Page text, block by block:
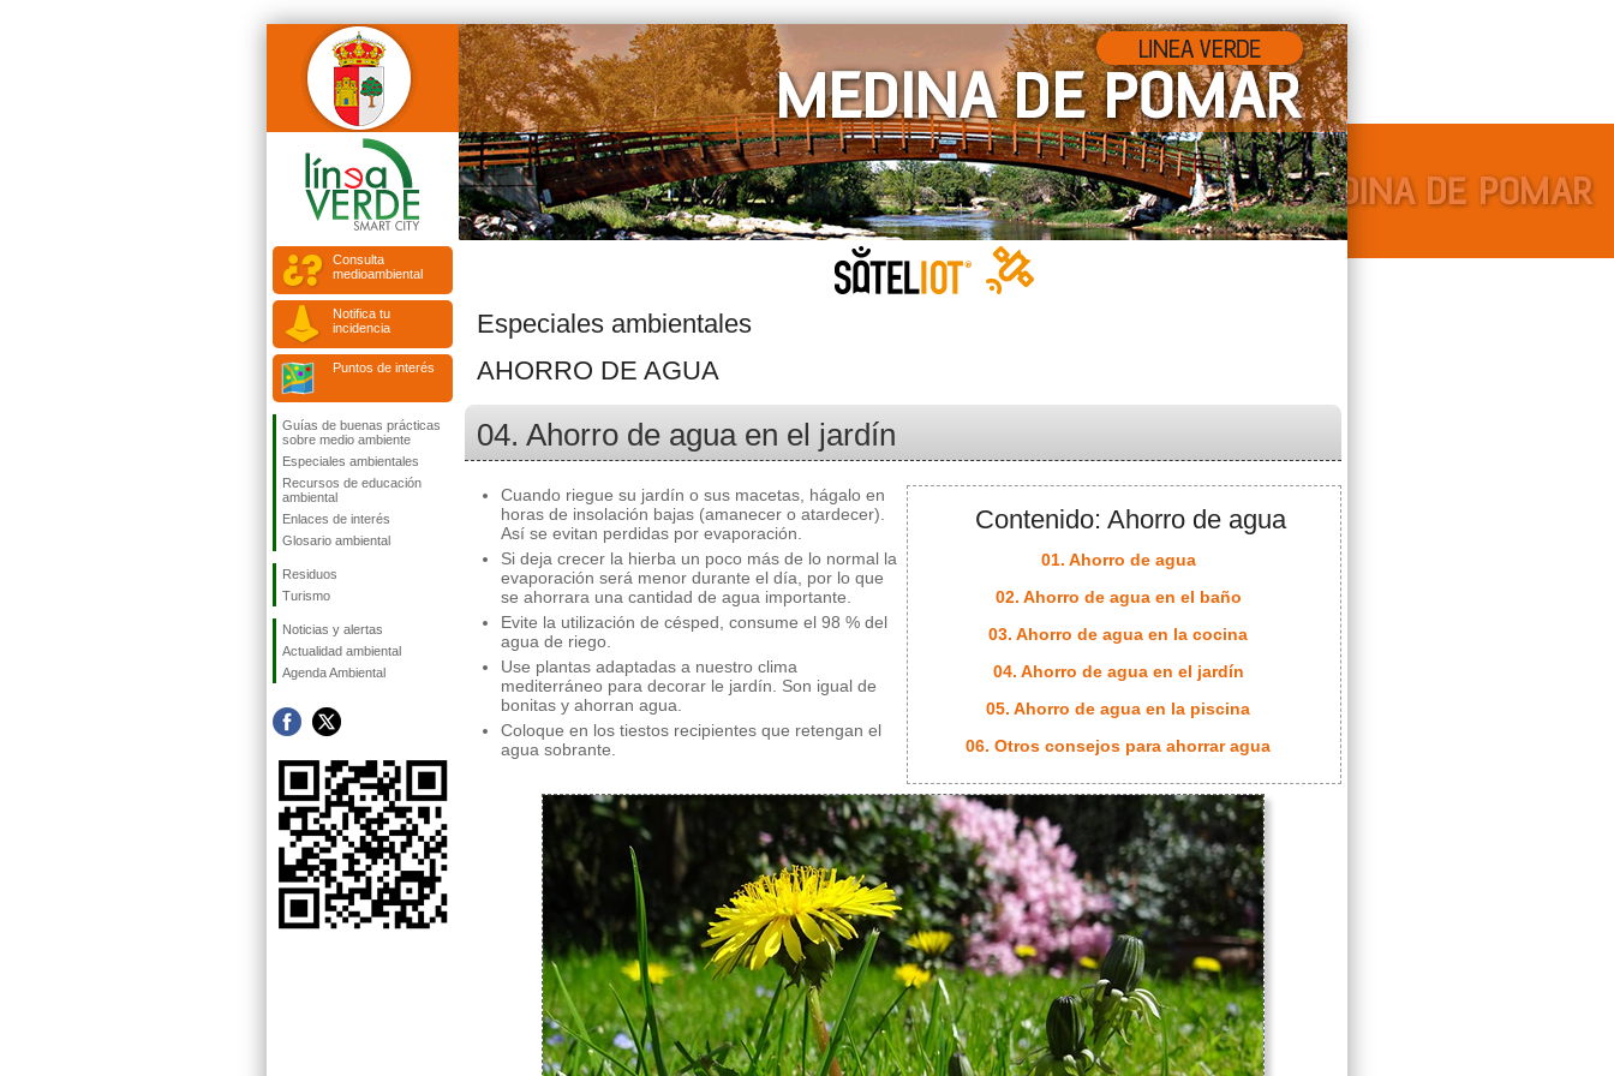
Consulta
medioambiental
Notifica tu
incidencia
Puntos de interés
Guías de buenas prácticas
sobre medio ambiente
Especiales ambientales
Recursos de educación
ambiental
Enlaces de interés
Glosario ambiental
Residuos
Turismo
Noticias y alertas
Actualidad ambiental
Agenda Ambiental
Especiales ambientales
AHORRO DE AGUA
04. Ahorro de agua en el jardín
Contenido: Ahorro de agua
01. Ahorro de agua
02. Ahorro de agua en el baño
03. Ahorro de agua en la cocina
04. Ahorro de agua en el jardín
05. Ahorro de agua en la piscina
06. Otros consejos para ahorrar agua
Cuando riegue su jardín o sus macetas, hágalo en
horas de insolación bajas (amanecer o atardecer).
Así se evitan perdidas por evaporación.
Si deja crecer la hierba un poco más de lo normal la
evaporación será menor durante el día, por lo que
se ahorrara una cantidad de agua importante.
Evite la utilización de césped, consume el 98 % del
agua de riego.
Use plantas adaptadas a nuestro clima
mediterráneo para decorar le jardín. Son igual de
bonitas y ahorran agua.
Coloque en los tiestos recipientes que retengan el
agua sobrante.